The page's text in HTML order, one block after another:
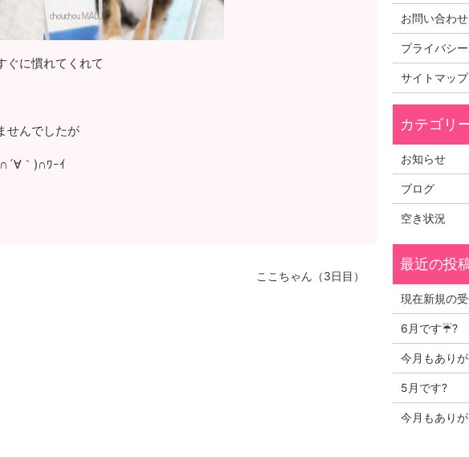
ぐに慣れてくれて
せんでしたが
｀)∩ﾜｰｲ
ここちゃん（3日目）
お問い合わせ
プライバシ
サイトマップ
お知らせ
ブログ
空き状況
現在新規の
6月です☔?
今月もあり
5月です?
今月もあり